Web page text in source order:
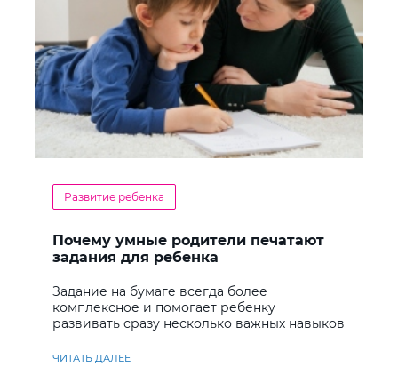
Развитие ребенка
Почему умные родители печатают
задания для ребенка
Задание на бумаге всегда более
комплексное и помогает ребенку
развивать сразу несколько важных навыков
ЧИТАТЬ ДАЛЕЕ